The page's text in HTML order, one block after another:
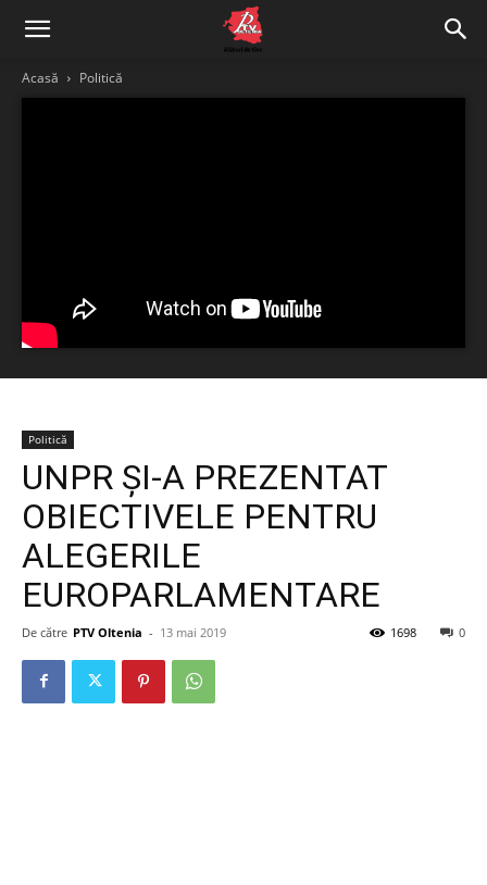
Acasă Politică
Politică
UNPR ȘI-A PREZENTAT
OBIECTIVELE PENTRU
ALEGERILE
EUROPARLAMENTARE
De către PTV Oltenia - 13 mai 2019 0
1698